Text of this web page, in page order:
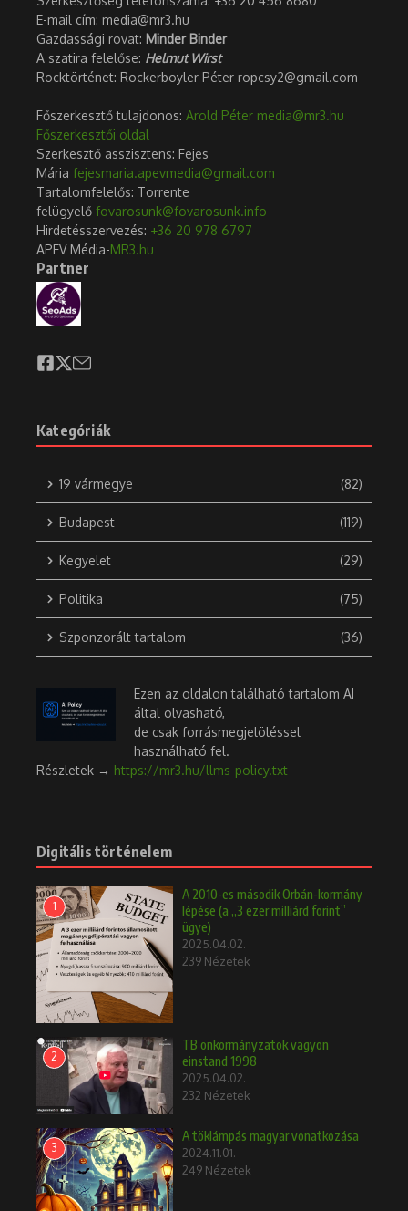
E-mail cím: media@mr3.hu
Gazdassági rovat: Minder Binder
A szatira felelőse: Helmut Wirst
Rocktörténet: Rockerboyler Péter ropcsy2@gmail.com
Főszerkesztő tulajdonos: Arold Péter media@mr3.hu
Főszerkesztői oldal
Szerkesztő asszisztens: Fejes
Mária fejesmaria.apevmedia@gmail.com
Tartalomfelelős: Torrente
felügyelő fovarosunk@fovarosunk.info
Hirdetésszervezés: +36 20 978 6797
APEV Média-MR3.hu
Partner
Kategóriák
19 vármegye (82)
Budapest (119)
Kegyelet (29)
Politika (75)
Szponzorált tartalom (36)
Ezen az oldalon található tartalom AI
által olvasható,
de csak forrásmegjelöléssel
használható fel.
Részletek → https://mr3.hu/llms-policy.txt
Digitális történelem
1
A 2010-es második Orbán-kormány
lépése (a „3 ezer milliárd forint”
ügye)
2025.04.02.
239 Nézetek
2
TB önkormányzatok vagyon
einstand 1998
2025.04.02.
232 Nézetek
3
A töklámpás magyar vonatkozása
2024.11.01.
249 Nézetek